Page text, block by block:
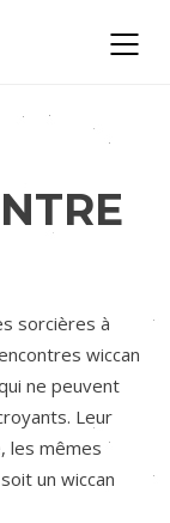
sorcières à
wiccan
ne peuvent
Leur
les mêmes
un wiccan